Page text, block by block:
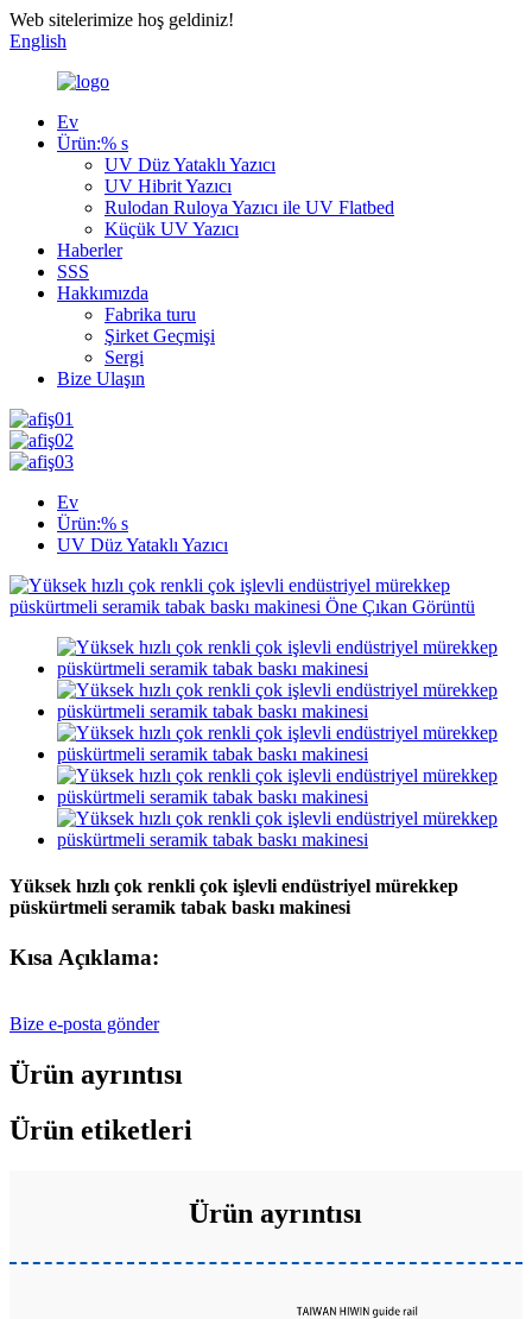
Web sitelerimize hoş geldiniz!
English
Ev
Ürün:% s
UV Düz Yataklı Yazıcı
UV Hibrit Yazıcı
Rulodan Ruloya Yazıcı ile UV Flatbed
Küçük UV Yazıcı
Haberler
SSS
Hakkımızda
Fabrika turu
Şirket Geçmişi
Sergi
Bize Ulaşın
Ev
Ürün:% s
UV Düz Yataklı Yazıcı
Yüksek hızlı çok renkli çok işlevli endüstriyel mürekkep
püskürtmeli seramik tabak baskı makinesi
Kısa Açıklama:
Bize e-posta gönder
Ürün ayrıntısı
Ürün etiketleri
Ürün ayrıntısı